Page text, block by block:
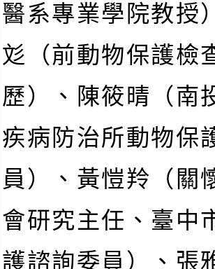
醫系專業學院教授
彣（前動物保護檢
歷）、陳筱晴（南
疾病防治所動物保
員）、黃愷羚（關
會研究主任、臺中
護諮詢委員）、張